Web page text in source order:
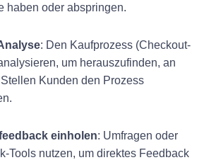
haben oder abspringen.
: Den Kaufprozess (Checkout-
um herauszufinden, an
Kunden den Prozess
einholen: Umfragen oder
Tools nutzen, um direktes Feedback